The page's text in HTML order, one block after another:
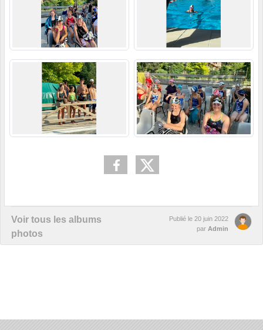
Voir tous les albums
photos
Publié le 20 juin 2022
par Admin